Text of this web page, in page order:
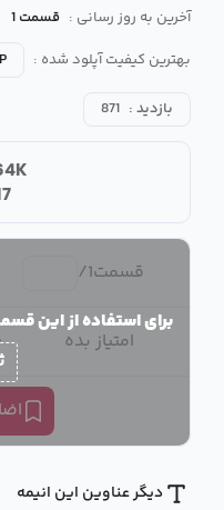
آخرین به روز رسانی : قسمت 1
بهترین کیفیت آپلود شده :
بازدید : 871
قسمت1
/
امتیاز بده
برای استفاده از این
دیگر عناوین این انیمه